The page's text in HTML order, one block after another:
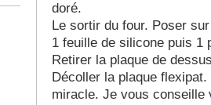
doré.
Le sortir du four. Poser
1 feuille de silicone puis 1
Retirer la plaque de
Décoller la plaque
miracle. Je vous conseille